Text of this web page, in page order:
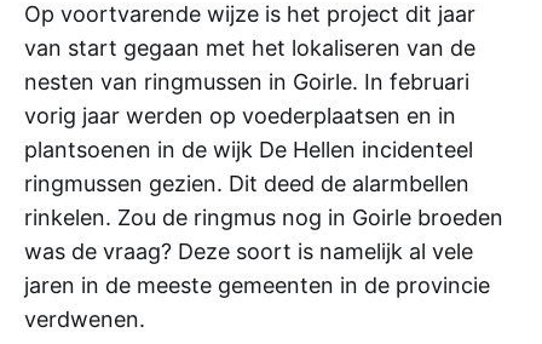
Op voortvarende wijze is het project dit jaar
van start gegaan met het lokaliseren van de
nesten van ringmussen in Goirle. In februari
vorig jaar werden op voederplaatsen en in
plantsoenen in de wijk De Hellen incidenteel
ringmussen gezien. Dit deed de alarmbellen
rinkelen. Zou de ringmus nog in Goirle broeden
was de vraag? Deze soort is namelijk al vele
jaren in de meeste gemeenten in de provincie
verdwenen.